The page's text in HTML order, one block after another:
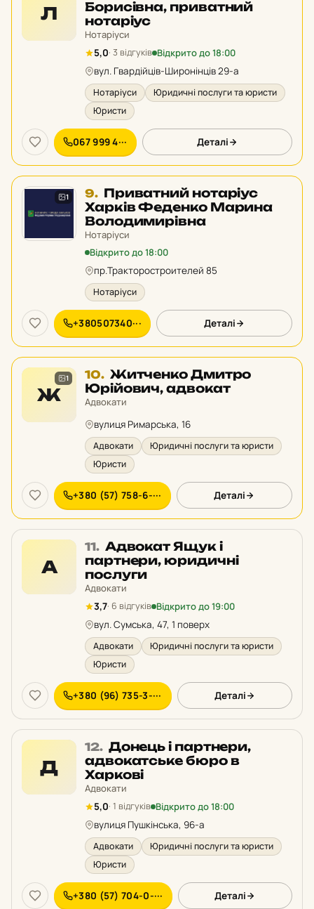
Л
8
у
рейтингу:
Борисівна, приватний
нотаріус
Нотаріуси
5,0· 3 відгуків Відкрито до 18:00
вул. Гвардійців-Широнінців 29-а
Нотаріуси
Юридичні послуги та юристи
Юристи
067 999 4··· Деталі
1 9. Місце
9
у
рейтингу:
Приватний нотаріус
Харків Феденко Марина
Володимирівна
Нотаріуси
Відкрито до 18:00
пр.Тракторостроителей 85
Нотаріуси
+380507340··· Деталі
Ж
1 10. Місце
10
у
Житченко Дмитро
Юрійович, адвокат
Адвокати
вулиця Римарська, 16
Адвокати
Юридичні послуги та юристи
Юристи
+380 (57) 758-6-··· Деталі
А
11. Місце
11
у
рейтингу:
Адвокат Ящук і
партнери, юридичні
послуги
Адвокати
3,7· 6 відгуків Відкрито до 19:00
вул. Сумська, 47, 1 поверх
Адвокати
Юридичні послуги та юристи
Юристи
+380 (96) 735-3-··· Деталі
Д
12. Місце
12
у
рейтингу:
Донець і партнери,
адвокатське бюро в
Харкові
Адвокати
5,0· 1 відгуків Відкрито до 18:00
вулиця Пушкінська, 96-а
Адвокати
Юридичні послуги та юристи
Юристи
+380 (57) 704-0-··· Деталі